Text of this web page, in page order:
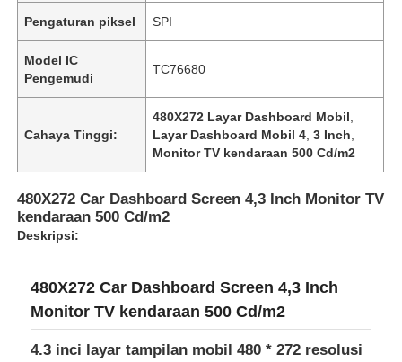
Pengaturan piksel SPI
Model IC
Pengemudi
TC76680
Cahaya Tinggi:
480X272 Layar Dashboard Mobil
Layar Dashboard Mobil 4 ,3 Inch
Monitor TV kendaraan 500 Cd/m2
480X272 Car Dashboard Screen 4,3 Inch Monitor TV
kendaraan 500 Cd/m2
Deskripsi:
480X272 Car Dashboard Screen 4,3 Inch
Monitor TV kendaraan 500 Cd/m2
4.3 inci layar tampilan mobil 480 * 272 resolusi